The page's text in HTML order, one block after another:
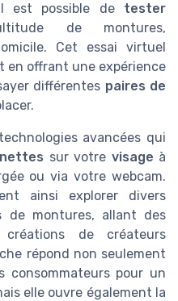
est possible de tester
de montures,
Cet essai virtuel
en offrant une expérience
différentes paires de
avancées qui
sur votre visage à
ou via votre webcam.
ainsi explorer divers
de montures, allant des
de créateurs
répond non seulement
consommateurs pour un
elle ouvre également la